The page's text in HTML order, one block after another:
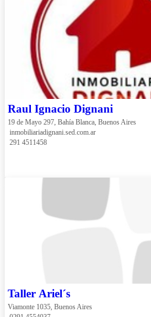
Raul Ignacio Dignani
19 de Mayo 297, Bahía Blanca, Buenos Aires
inmobiliariadignani.sed.com.ar
291 4511458
Taller Ariel´s
Viamonte 1035, Buenos Aires